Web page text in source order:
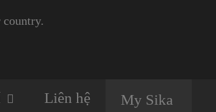
country.
Liên hệ My Sika